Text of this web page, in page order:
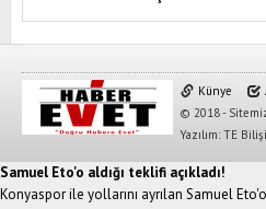
Künye
© 2018 -
Yazılım: TE
Samuel Eto'o aldığı teklifi açıkladı!
Konyaspor ile yollarını ayrılan Samuel